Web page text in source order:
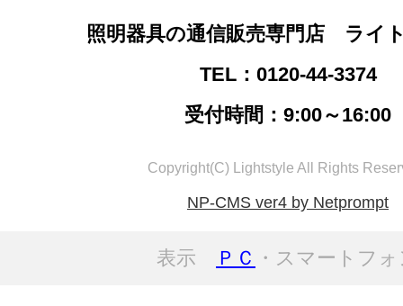
照明器具の通信販売専門店 ライ
TEL：0120-44-3374
受付時間：9:00～16:00
Copyright(C) Lightstyle All Rights
NP-CMS ver4 by Netprompt
表示 ＰＣ ・スマートフ